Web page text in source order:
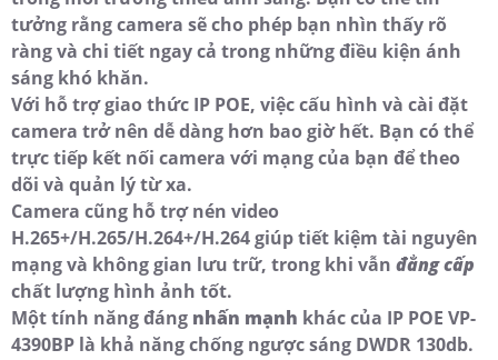
tưởng rằng camera sẽ cho phép bạn nhìn thấy rõ
ràng và chi tiết ngay cả trong những điều kiện ánh
sáng khó khăn.
Với hỗ trợ giao thức IP POE, việc cấu hình và cài đặt
camera trở nên dễ dàng hơn bao giờ hết. Bạn có thể
trực tiếp kết nối camera với mạng của bạn để theo
dõi và quản lý từ xa.
Camera cũng hỗ trợ nén video
H.265+/H.265/H.264+/H.264 giúp tiết kiệm tài nguyên
mạng và không gian lưu trữ, trong khi vẫn đẳng cấp
chất lượng hình ảnh tốt.
Một tính năng đáng nhấn mạnh khác của IP POE VP-
4390BP là khả năng chống ngược sáng DWDR 130db.